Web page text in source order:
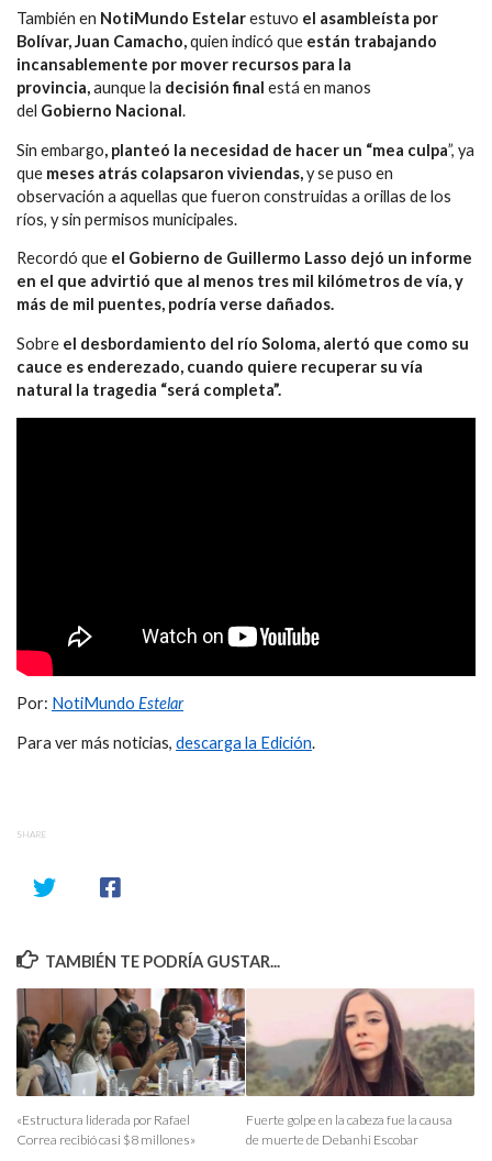
También en NotiMundo Estelarestuvo el asambleísta por
Bolívar, Juan Camacho,quien indicó que están trabajando
incansablemente por mover recursos para la
provincia,aunque la decisión final está en manos
del Gobierno Nacional.
Sin embargo, planteó la necesidad de hacer un “mea culpa”, ya
que meses atrás colapsaron viviendas,y se puso en
observación a aquellas que fueron construidas a orillas de los
ríos, y sin permisos municipales.
Recordó que el Gobierno de Guillermo Lasso dejó un informe
en el que advirtió que al menos tres mil kilómetros de vía, y
más de mil puentes, podría verse dañados.
Sobre el desbordamiento del río Soloma, alertó que como su
cauce es enderezado, cuando quiere recuperar su vía
natural la tragedia “será completa”.
Por: NotiMundo Estelar
Para ver más noticias, descarga la Edición.
SHARE
TAMBIÉN TE PODRÍA GUSTAR...
«Estructura liderada por Rafael
Correa recibió casi $8 millones»
Fuerte golpe en la cabeza fue la causa
de muerte de Debanhi Escobar